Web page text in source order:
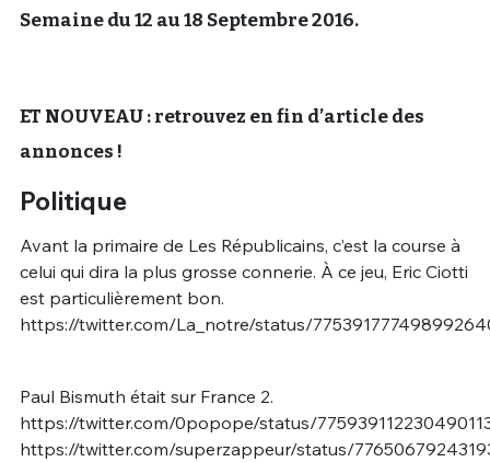
Semaine du 12 au 18 Septembre 2016.
ET NOUVEAU : retrouvez en fin d’article des
annonces !
Politique
Avant la primaire de Les Républicains, c’est la course à
celui qui dira la plus grosse connerie. À ce jeu, Eric Ciotti
est particulièrement bon.
https://twitter.com/La_notre/status/
Paul Bismuth était sur France 2.
https://twitter.com/0popope/status/
https://twitter.com/superzappeur/status/